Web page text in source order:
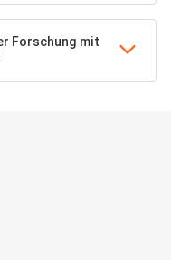
Forschung mit